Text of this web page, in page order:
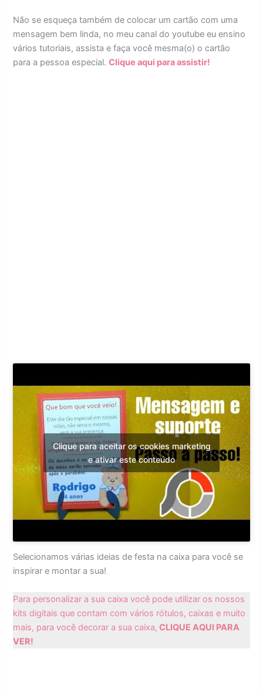
Não se esqueça também de colocar um cartão com uma
mensagem bem linda, no meu canal do youtube eu ensino
vários tutoriais, assista e faça você mesma(o) o cartão
para a pessoa especial.Clique aqui para assistir!
Clique para aceitar os cookies marketing
e ativar este conteúdo
Selecionamos várias ideias de festa na caixa para você se
inspirar e montar a sua!
Para personalizar a sua caixa você pode utilizar os nossos
kits digitais que contam com vários rótulos, caixas e muito
mais, para você decorar a sua caixa, CLIQUE AQUI PARA
VER!